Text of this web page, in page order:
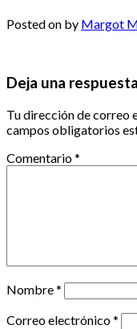
Posted on by Margot
Deja una respuesta
Tu dirección de correo
campos obligatorios
Comentario*
Nombre*
Correo electrónico*